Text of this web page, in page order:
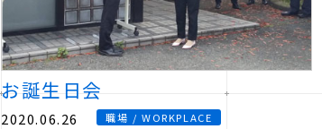
お誕生日会
2020.06.26 職場 / WORKPLACE